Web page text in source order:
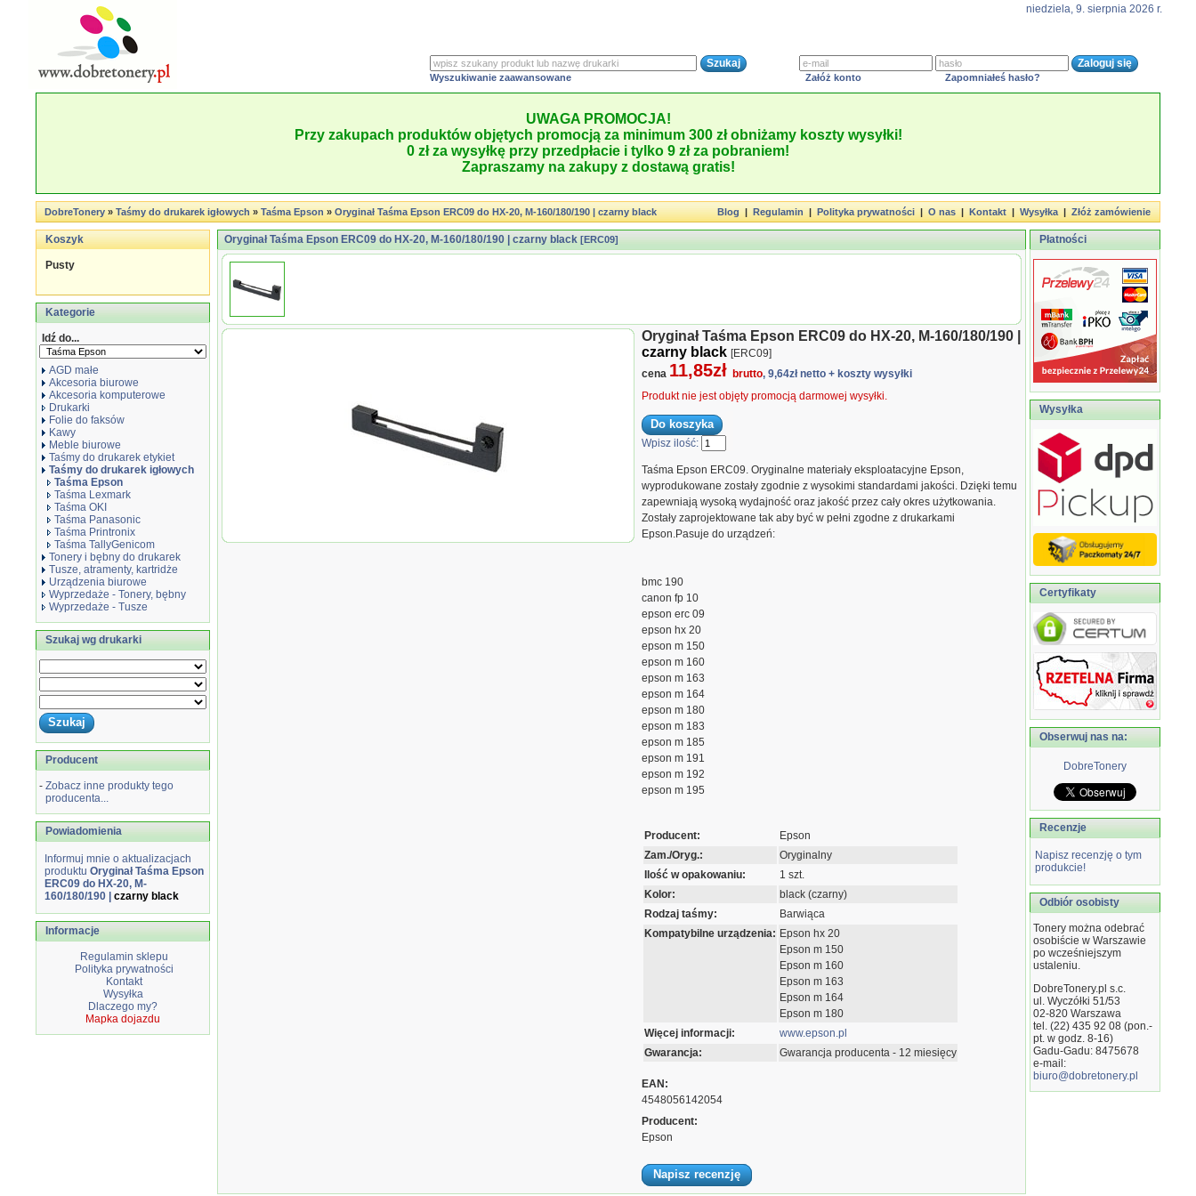
niedziela, 9. sierpnia 2026 r.
Wyszukiwanie zaawansowane Załóż konto Zapomniałeś hasło?
UWAGA PROMOCJA!
Przy zakupach produktów objętych promocją za minimum 300 zł obniżamy koszty wysyłki!
0 zł za wysyłkę przy przedpłacie i tylko 9 zł za pobraniem!
Zapraszamy na zakupy z dostawą gratis!
DobreTonery»Taśmy do drukarek igłowych»Taśma Epson»Oryginał Taśma Epson ERC09 do HX-20, M-160/180/190 | czarny black Blog|Regulamin|Polityka prywatności|O nas|Kontakt|Wysyłka|Złóż zamówienie
Koszyk
Pusty
Kategorie
Idź do...
AGD małe
Akcesoria biurowe
Akcesoria komputerowe
Drukarki
Folie do faksów
Kawy
Meble biurowe
Taśmy do drukarek etykiet
Taśmy do drukarek igłowych
Taśma Epson
Taśma Lexmark
Taśma OKI
Taśma Panasonic
Taśma Printronix
Taśma TallyGenicom
Tonery i bębny do drukarek
Tusze, atramenty, kartridże
Urządzenia biurowe
Wyprzedaże - Tonery, bębny
Wyprzedaże - Tusze
Szukaj wg drukarki
Producent
- Zobacz inne produkty tego
producenta...
Powiadomienia
Informuj mnie o aktualizacjach
produktu Oryginał Taśma Epson
ERC09 do HX-20, M-
160/180/190 | czarny black
Informacje
Regulamin sklepu
Polityka prywatności
Kontakt
Wysyłka
Dlaczego my?
Mapka dojazdu
Oryginał Taśma Epson ERC09 do HX-20, M-160/180/190 | czarny black [ERC09]
HX-20, M-160/180/190 | czarny
Oryginał Taśma Epson ERC09 do HX-20, M-160/180/190 |
czarny black [ERC09]
cena 11,85zł brutto, 9,64zł netto + koszty wysyłki
Produkt nie jest objęty promocją darmowej wysyłki.
Wpisz ilość:
Taśma Epson ERC09. Oryginalne materiały eksploatacyjne Epson,
wyprodukowane zostały zgodnie z wysokimi standardami jakości. Dzięki temu
zapewniają wysoką wydajność oraz jakość przez cały okres użytkowania.
Zostały zaprojektowane tak aby być w pełni zgodne z drukarkami
Epson.Pasuje do urządzeń:
bmc 190
canon fp 10
epson erc 09
epson hx 20
epson m 150
epson m 160
epson m 163
epson m 164
epson m 180
epson m 183
epson m 185
epson m 191
epson m 192
epson m 195
Producent:
Epson
Zam./Oryg.:
Oryginalny
Ilość w opakowaniu:
1 szt.
Kolor:
black (czarny)
Rodzaj taśmy:
Barwiąca
Kompatybilne urządzenia: Epson hx 20
Epson m 150
Epson m 160
Epson m 163
Epson m 164
Epson m 180
Więcej informacji:
www.epson.pl
Gwarancja:
Gwarancja producenta - 12 miesięcy
EAN:
4548056142054
Producent:
Epson
Napisz recenzję
Płatności
Wysyłka
Certyfikaty
Obserwuj nas na:
DobreTonery
Recenzje
Napisz recenzję o tym
produkcie!
Odbiór osobisty
Tonery można odebrać
osobiście w Warszawie
po wcześniejszym
ustaleniu.
DobreTonery.pl s.c.
ul. Wyczółki 51/53
02-820 Warszawa
tel. (22) 435 92 08 (pon.-
pt. w godz. 8-16)
Gadu-Gadu: 8475678
e-mail:
biuro@dobretonery.pl